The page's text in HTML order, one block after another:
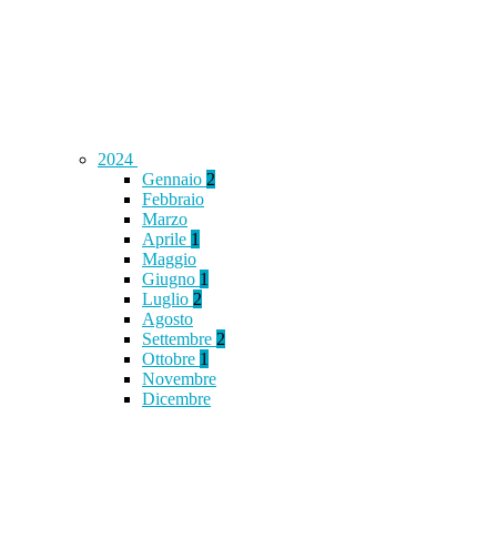
2024
Gennaio 2
Febbraio
Marzo
Aprile 1
Maggio
Giugno 1
Luglio 2
Agosto
Settembre 2
Ottobre 1
Novembre
Dicembre